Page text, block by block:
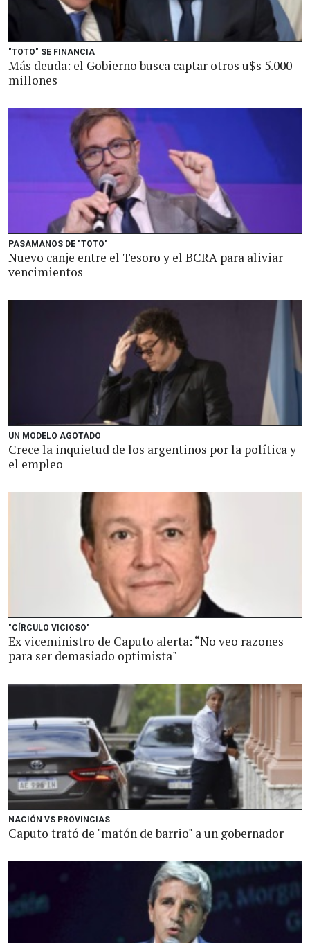
"TOTO" SE FINANCIA
Más deuda: el Gobierno busca captar otros u$s 5.000
millones
PASAMANOS DE "TOTO"
Nuevo canje entre el Tesoro y el BCRA para aliviar
vencimientos
UN MODELO AGOTADO
Crece la inquietud de los argentinos por la política y
el empleo
"CÍRCULO VICIOSO"
Ex viceministro de Caputo alerta: “No veo razones
para ser demasiado optimista"
NACIÓN VS PROVINCIAS
Caputo trató de "matón de barrio" a un gobernador